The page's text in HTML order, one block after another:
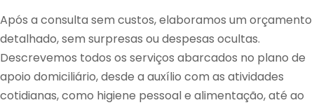
Após a consulta sem custos, elaboramos um orçamento
detalhado, sem surpresas ou despesas ocultas.
Descrevemos todos os serviços abarcados no plano de
apoio domiciliário, desde a auxílio com as atividades
cotidianas, como higiene pessoal e alimentação, até ao